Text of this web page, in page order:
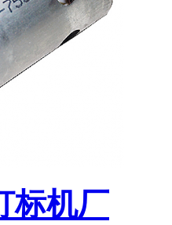
标机厂